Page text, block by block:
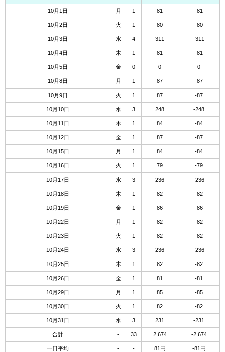
10月1日 月 1 81 -81
10月2日 火 1 80 -80
10月3日 水 4 311 -311
10月4日 木 1 81 -81
10月5日 金 0 0 0
10月8日 月 1 87 -87
10月9日 火 1 87 -87
10月10日 水 3 248 -248
10月11日 木 1 84 -84
10月12日 金 1 87 -87
10月15日 月 1 84 -84
10月16日 火 1 79 -79
10月17日 水 3 236 -236
10月18日 木 1 82 -82
10月19日 金 1 86 -86
10月22日 月 1 82 -82
10月23日 火 1 82 -82
10月24日 水 3 236 -236
10月25日 木 1 82 -82
10月26日 金 1 81 -81
10月29日 月 1 85 -85
10月30日 火 1 82 -82
10月31日 水 3 231 -231
合計 - 33 2,674 -2,674
一日平均 - - 81円 -81円